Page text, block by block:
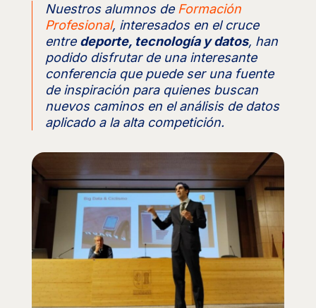
Nuestros alumnos de Formación
Profesional, interesados en el cruce
entre deporte, tecnología y datos, han
podido disfrutar de una interesante
conferencia que puede ser una fuente
de inspiración para quienes buscan
nuevos caminos en el análisis de datos
aplicado a la alta competición.